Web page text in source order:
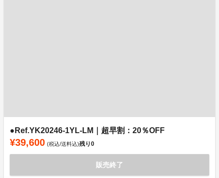
●Ref.YK20246-1YL-LM｜超早割：20％OFF
¥39,600 (税込/送料込)残り0
販売終了